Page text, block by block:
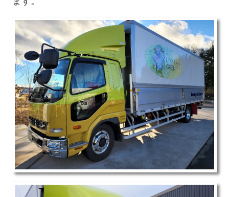
健康増進
基本方針・基本理念
お知らせ
ドライバー募集要項
お問合せ